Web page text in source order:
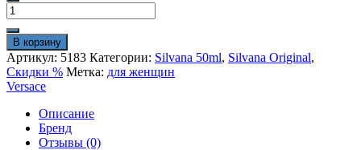
Количество
товара
SILVANA
316-
W
CRYSTAL
(VERSACE
BRIGHT
CRYSTAL
WOMEN)
В корзину
Артикул: 5183 Категории: Silvana 50ml, Silvana Original,
Скидки % Метка: для женщин
Versace
Описание
Бренд
Отзывы (0)